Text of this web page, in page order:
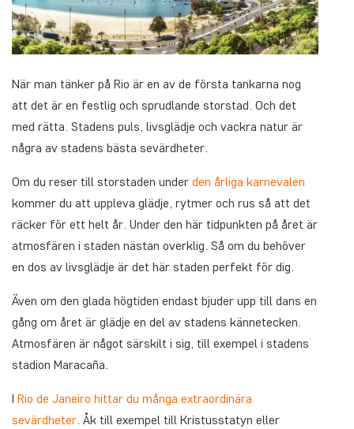
När man tänker på Rio är en av de första tankarna nog
att det är en festlig och sprudlande storstad. Och det
med rätta. Stadens puls, livsglädje och vackra natur är
några av stadens bästa sevärdheter.
Om du reser till storstaden under den årliga karnevalen
kommer du att uppleva glädje, rytmer och rus så att det
räcker för ett helt år. Under den här tidpunkten på året är
atmosfären i staden nästan overklig. Så om du behöver
en dos av livsglädje är det här staden perfekt för dig.
Även om den glada högtiden endast bjuder upp till dans en
gång om året är glädje en del av stadens kännetecken.
Atmosfären är något särskilt i sig, till exempel i stadens
stadion Maracaña.
I Rio de Janeiro hittar du många extraordinära
sevärdheter. Åk till exempel till Kristusstatyn eller